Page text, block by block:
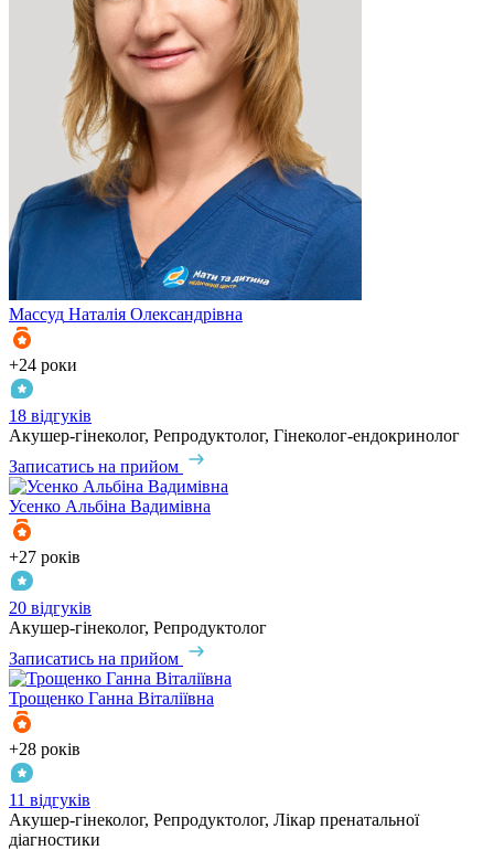
Массуд Наталія Олександрівна
+24 роки
18 відгуків
Акушер-гінеколог, Репродуктолог, Гінеколог-ендокринолог
Записатись на прийом
Усенко Альбіна Вадимівна
+27 років
20 відгуків
Акушер-гінеколог, Репродуктолог
Записатись на прийом
Трощенко Ганна Віталіївна
+28 років
11 відгуків
Акушер-гінеколог, Репродуктолог, Лікар пренатальної
діагностики